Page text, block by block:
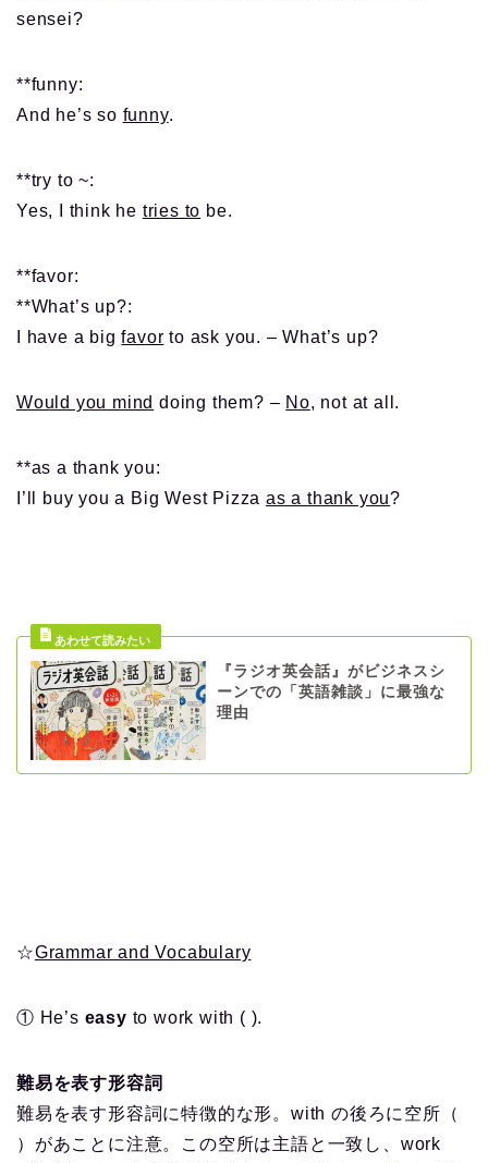
sensei?
**funny:
And he’s so funny.
**try to ~:
Yes, I think he tries to be.
**favor:
**What’s up?:
I have a bigfavor to ask you. – What’s up?
Would you mind doing them? – No, not at all.
**as a thank you:
I’ll buy you a Big West Pizzaas a thank you?
『ラジオ英会話』がビジネスシ
ーンでの「英語雑談」に最強な
理由
☆Grammar and Vocabulary
① He’s easy to work with ( ).
難易を表す形容詞
難易を表す形容詞に特徴的な形。with の後ろに空所（
）があことに注意。この空所は主語と一致し、work